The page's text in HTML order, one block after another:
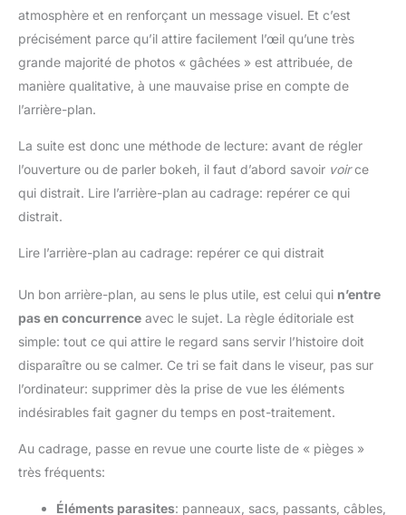
atmosphère et en renforçant un message visuel. Et c’est
précisément parce qu’il attire facilement l’œil qu’une très
grande majorité de photos « gâchées » est attribuée, de
manière qualitative, à une mauvaise prise en compte de
l’arrière-plan.
La suite est donc une méthode de lecture: avant de régler
l’ouverture ou de parler bokeh, il faut d’abord savoir voirce
qui distrait. Lire l’arrière-plan au cadrage: repérer ce qui
distrait.
Lire l’arrière-plan au cadrage: repérer ce qui distrait
Un bon arrière-plan, au sens le plus utile, est celui qui n’entre
pas en concurrence avec le sujet. La règle éditoriale est
simple: tout ce qui attire le regard sans servir l’histoire doit
disparaître ou se calmer. Ce tri se fait dans le viseur, pas sur
l’ordinateur: supprimer dès la prise de vue les éléments
indésirables fait gagner du temps en post-traitement.
Au cadrage, passe en revue une courte liste de « pièges »
très fréquents:
Éléments parasites: panneaux, sacs, passants, câbles,